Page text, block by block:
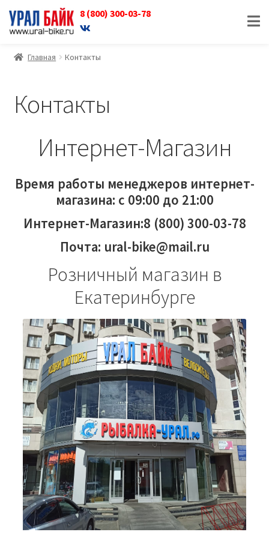
8 (800) 300-03-78
Перейти
к
навигации
Перейти
к
содержимому
Главная Контакты
Контакты
Интернет-Магазин
Время работы менеджеров интернет-
магазина: с 09:00 до 21:00
Интернет-Магазин:8 (800) 300-03-78
Почта: ural-bike@mail.ru
Розничный магазин в
Екатеринбурге